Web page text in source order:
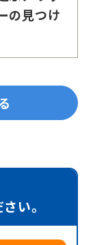
の見つけ
い。